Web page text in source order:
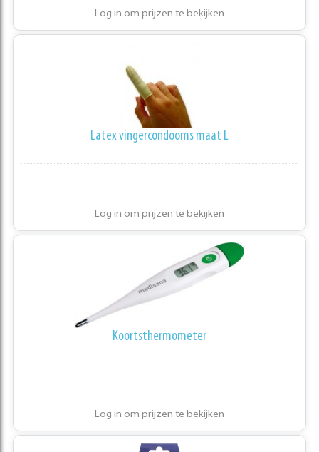
Log in om prijzen te bekijken
Latex vingercondooms maat L
Log in om prijzen te bekijken
Koortsthermometer
Log in om prijzen te bekijken